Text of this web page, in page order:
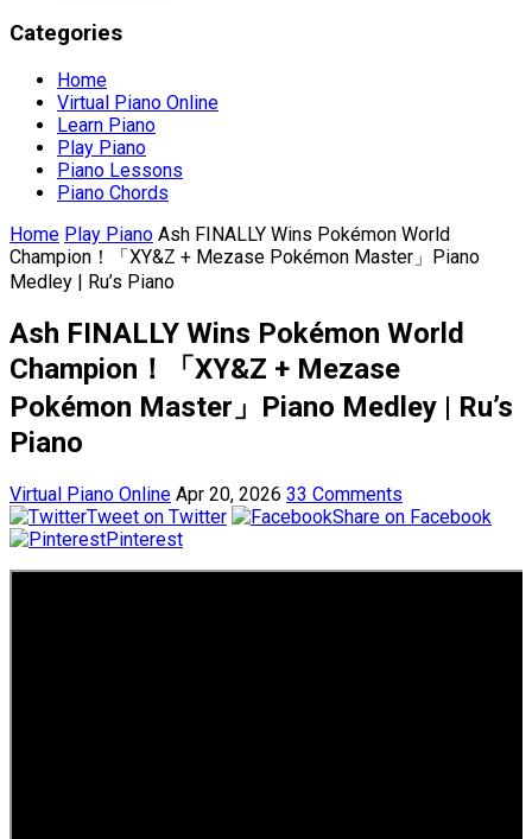
Categories
Home
Virtual Piano Online
Learn Piano
Play Piano
Piano Lessons
Piano Chords
Home Play Piano Ash FINALLY Wins Pokémon World
Champion！「XY&Z + Mezase Pokémon Master」Piano
Medley | Ru’s Piano
Ash FINALLY Wins Pokémon World
Champion！「XY&Z + Mezase
Pokémon Master」Piano Medley | Ru’s
Piano
Virtual Piano Online Apr 20, 2026 33 Comments
Tweet on Twitter
Share on Facebook
Pinterest